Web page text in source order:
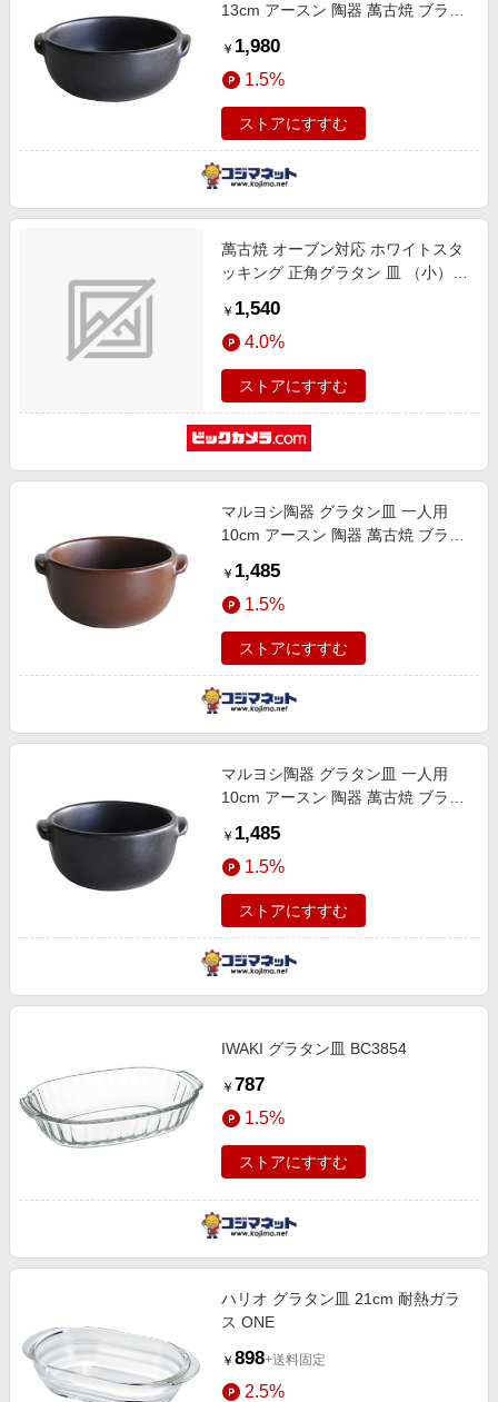
13cm アースン 陶器 萬古焼 ブラッ
￥ 1,980
1.5%
ストアにすすむ
萬古焼 オーブン対応 ホワイトスタ
ッキング 正角グラタン 皿 （小）
￥ 1,540
4.0%
ストアにすすむ
マルヨシ陶器 グラタン皿 一人用
10cm アースン 陶器 萬古焼 ブラウ
￥ 1,485
1.5%
ストアにすすむ
マルヨシ陶器 グラタン皿 一人用
10cm アースン 陶器 萬古焼 ブラッ
￥ 1,485
1.5%
ストアにすすむ
IWAKI グラタン皿 BC3854
￥ 787
1.5%
ストアにすすむ
ハリオ グラタン皿 21cm 耐熱ガラ
ス ONE
￥ 898+送料固定
2.5%